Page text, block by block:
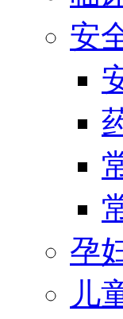
安
孕
儿